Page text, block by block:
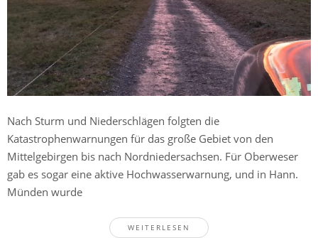
Nach Sturm und Niederschlägen folgten die
Katastrophenwarnungen für das große Gebiet von den
Mittelgebirgen bis nach Nordniedersachsen. Für Oberweser
gab es sogar eine aktive Hochwasserwarnung, und in Hann.
Münden wurde
WEITERLESEN